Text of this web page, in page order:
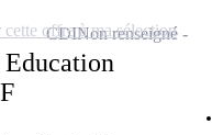
CDINon renseigné
offre à ma sélection